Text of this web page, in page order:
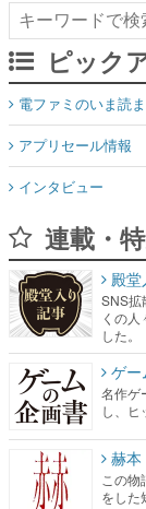
ピック
電ファミのいま読
アプリセール情報
インタビュー
連載・
殿
SNS拡
くの
した。
ゲー
名作ゲ
し、ヒ
赫本
この物
をした